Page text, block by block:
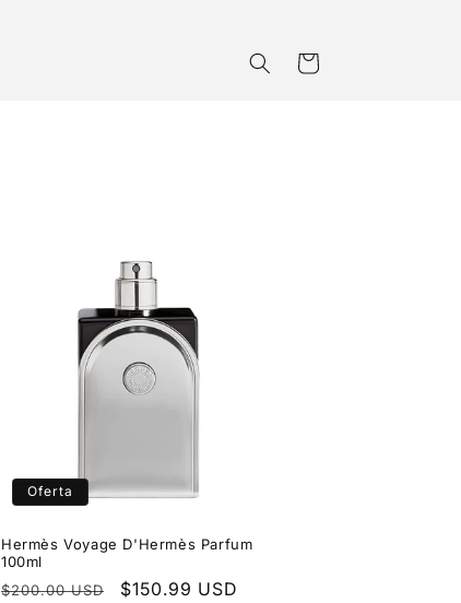
Carrito
Oferta
Hermès Voyage D'Hermès Parfum
100ml
Precio
$200.00 USD
Precio
$150.99 USD